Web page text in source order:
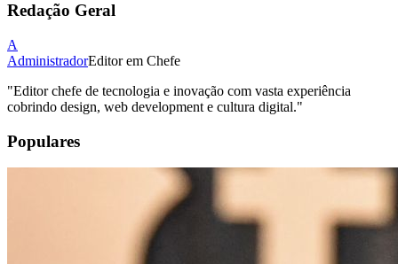
Redação Geral
A
AdministradorEditor em Chefe
"Editor chefe de tecnologia e inovação com vasta experiência
cobrindo design, web development e cultura digital."
Populares